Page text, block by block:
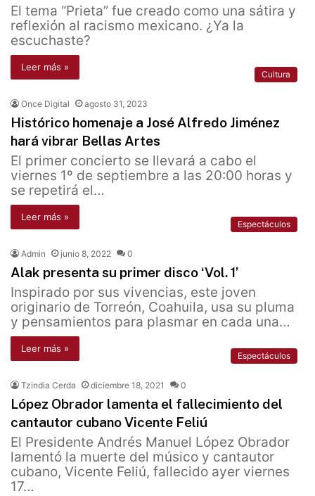
El tema “Prieta” fue creado como una sátira y
reflexión al racismo mexicano. ¿Ya la
escuchaste?
Leer más »
Cultura
Once Digital agosto 31, 2023
Histórico homenaje a José Alfredo Jiménez
hará vibrar Bellas Artes
El primer concierto se llevará a cabo el
viernes 1º de septiembre a las 20:00 horas y
se repetirá el…
Leer más »
Espectáculos
Admin junio 8, 2022 0
Alak presenta su primer disco ‘Vol. 1’
Inspirado por sus vivencias, este joven
originario de Torreón, Coahuila, usa su pluma
y pensamientos para plasmar en cada una…
Leer más »
Espectáculos
Tzindia Cerda diciembre 18, 2021 0
López Obrador lamenta el fallecimiento del
cantautor cubano Vicente Feliú
El Presidente Andrés Manuel López Obrador
lamentó la muerte del músico y cantautor
cubano, Vicente Feliú, fallecido ayer viernes
17…